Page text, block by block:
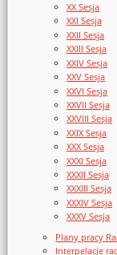
XX Sesja
XXI Sesja
XXII Sesja
XXIII Sesja
XXIV Sesja
XXV Sesja
XXVI Sesja
XXVII Sesja
XXVIII Sesja
XXIX Sesja
XXX Sesja
XXXI Sesja
XXXII Sesja
XXXIII Sesja
XXXIV Sesja
XXXV Sesja
Plany pracy
Interpelacje